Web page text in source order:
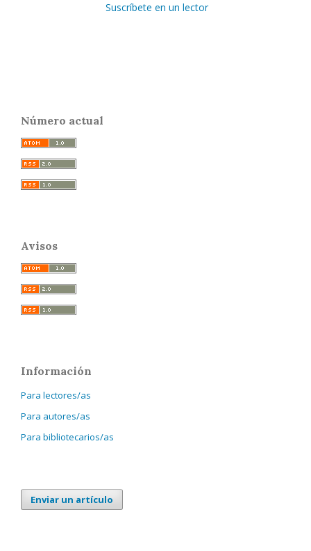
Suscríbete en un lector
Número actual
Avisos
Información
Para lectores/as
Para autores/as
Para bibliotecarios/as
Enviar un artículo